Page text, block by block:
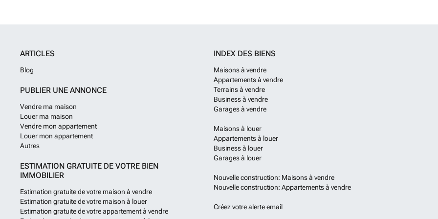
dans le choix des matériaux. Quelques points forts des habitations :
architecture contemporaine et agencement intérieur optimalisé, châssis
PVC de qualité supérieur et double vitrage super isolants, installation de
ventilation double flux avec récupération de chaleur, pompe à chaleur,
panneaux photovoltaïques,… Les prix ne comprennent pas les frais de
raccordements s’élevant à 5.000 € HTVA, les frais d’acte de division de
350 € TVAC, les frais de division de 750 € par habitation.
ARTICLES
Blog
PUBLIER UNE ANNONCE
Vendre ma maison
Louer ma maison
Vendre mon appartement
Louer mon appartement
Autres
ESTIMATION GRATUITE DE VOTRE BIEN
IMMOBILIER
Estimation gratuite de votre maison à vendre
Estimation gratuite de votre maison à louer
Estimation gratuite de votre appartement à vendre
INDEX DES BIENS
Maisons à vendre
Appartements à vendre
Terrains à vendre
Business à vendre
Garages à vendre
Maisons à louer
Appartements à louer
Business à louer
Garages à louer
Nouvelle construction: Maisons à vendre
Nouvelle construction: Appartements à vendre
Créez votre alerte email